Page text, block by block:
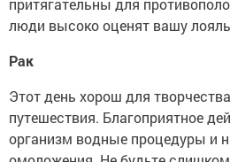
притягательны для
люди высоко оценят вашу
Рак
Этот день хорош для
путешествия. Благоприятное
организм водные процедуры и